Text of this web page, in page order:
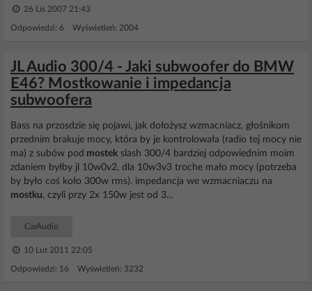
26 Lis 2007 21:43
Odpowiedzi: 6 Wyświetleń: 2004
JL Audio 300/4 - Jaki subwoofer do BMW
E46? Mostkowanie i impedancja
subwoofera
Bass na przosdzie się pojawi, jak dołożysz wzmacniacz, głośnikom
przednim brakuje mocy, która by je kontrolowała (radio tej mocy nie
ma) z subów pod mostek slash 300/4 bardziej odpowiednim moim
zdaniem byłby jl 10w0v2, dla 10w3v3 troche mało mocy (potrzeba
by było coś koło 300w rms). impedancja we wzmacniaczu na
mostku, czyli przy 2x 150w jest od 3...
CarAudio
10 Lut 2011 22:05
Odpowiedzi: 16 Wyświetleń: 3232